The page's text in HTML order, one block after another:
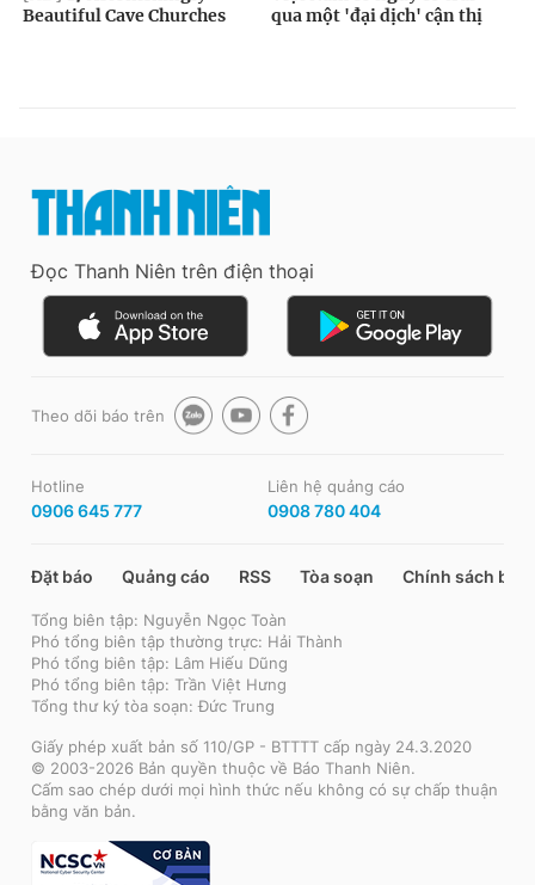
Đọc Thanh Niên trên điện thoại
Theo dõi báo trên
Hotline
0906 645 777
Liên hệ quảng cáo
0908 780 404
Đặt báo Quảng cáo RSS Tòa soạn Chính sách bảo
Tổng biên tập: Nguyễn Ngọc Toàn
Phó tổng biên tập thường trực: Hải Thành
Phó tổng biên tập: Lâm Hiếu Dũng
Phó tổng biên tập: Trần Việt Hưng
Tổng thư ký tòa soạn: Đức Trung
Giấy phép xuất bản số 110/GP - BTTTT cấp ngày 24.3.2020
© 2003-2026 Bản quyền thuộc về Báo Thanh Niên.
Cấm sao chép dưới mọi hình thức nếu không có sự chấp thuận
bằng văn bản.